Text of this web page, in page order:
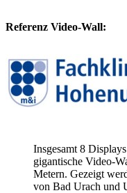
Referenz Video-Wall:
Insgesamt 8
gigantische Video-
Metern. Gezeigt
von Bad Urach und